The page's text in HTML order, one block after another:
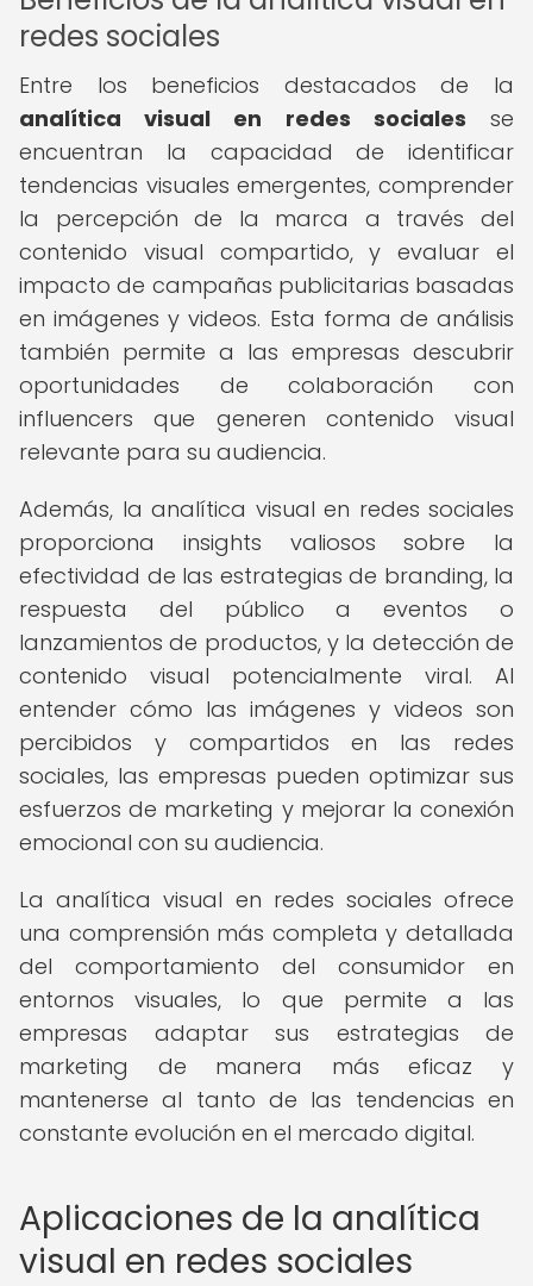
redes sociales
Entre los beneficios destacados de la
analítica visual en redes sociales se
encuentran la capacidad de identificar
tendencias visuales emergentes, comprender
la percepción de la marca a través del
contenido visual compartido, y evaluar el
impacto de campañas publicitarias basadas
en imágenes y videos. Esta forma de análisis
también permite a las empresas descubrir
oportunidades de colaboración con
influencers que generen contenido visual
relevante para su audiencia.
Además, la analítica visual en redes sociales
proporciona insights valiosos sobre la
efectividad de las estrategias de branding, la
respuesta del público a eventos o
lanzamientos de productos, y la detección de
contenido visual potencialmente viral. Al
entender cómo las imágenes y videos son
percibidos y compartidos en las redes
sociales, las empresas pueden optimizar sus
esfuerzos de marketing y mejorar la conexión
emocional con su audiencia.
La analítica visual en redes sociales ofrece
una comprensión más completa y detallada
del comportamiento del consumidor en
entornos visuales, lo que permite a las
empresas adaptar sus estrategias de
marketing de manera más eficaz y
mantenerse al tanto de las tendencias en
constante evolución en el mercado digital.
Aplicaciones de la analítica
visual en redes sociales